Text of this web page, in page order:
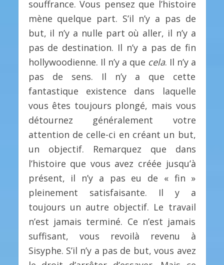
souffrance. Vous pensez que l’histoire
mène quelque part. S’il n’y a pas de
but, il n’y a nulle part où aller, il n’y a
pas de destination. Il n’y a pas de fin
hollywoodienne. Il n’y a que cela. Il n’y a
pas de sens. Il n’y a que cette
fantastique existence dans laquelle
vous êtes toujours plongé, mais vous
détournez généralement votre
attention de celle-ci en créant un but,
un objectif. Remarquez que dans
l’histoire que vous avez créée jusqu’à
présent, il n’y a pas eu de « fin »
pleinement satisfaisante. Il y a
toujours un autre objectif. Le travail
n’est jamais terminé. Ce n’est jamais
suffisant, vous revoilà revenu à
Sisyphe. S’il n’y a pas de but, vous avez